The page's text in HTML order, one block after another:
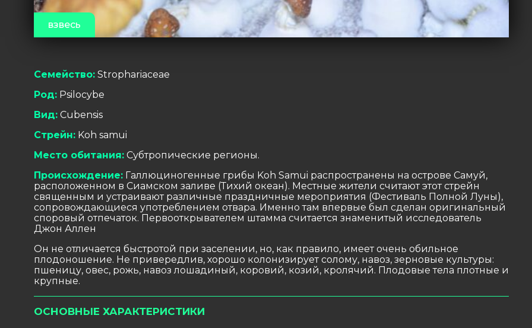
взвесь
Семейство: Strophariaceae
Род: Psilocybe
Вид: Cubensis
Стрейн: Koh samui
Место обитания: Субтропические регионы.
Происхождение: Галлюциногенные грибы Koh Samui распространены на острове Самуй,
расположенном в Сиамском заливе (Тихий океан). Местные жители считают этот стрейн
священным и устраивают различные праздничные мероприятия (Фестиваль Полной Луны),
сопровождающиеся употреблением отвара. Именно там впервые был сделан оригинальный
споровый отпечаток. Первооткрывателем штамма считается знаменитый исследователь
Джон Аллен
Он не отличается быстротой при заселении, но, как правило, имеет очень обильное
плодоношение. Не привередлив, хорошо колонизирует солому, навоз, зерновые культуры:
пшеницу, овес, рожь, навоз лошадиный, коровий, козий, кролячий. Плодовые тела плотные и
крупные.
ОСНОВНЫЕ ХАРАКТЕРИСТИКИ